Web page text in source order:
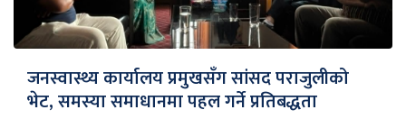
जनस्वास्थ्य कार्यालय प्रमुखसँग सांसद पराजुलीको
भेट, समस्या समाधानमा पहल गर्ने प्रतिबद्धता